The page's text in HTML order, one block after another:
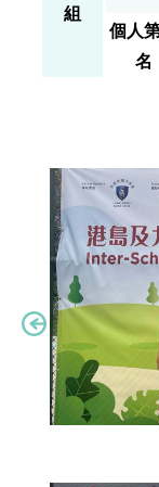
組
個人
名